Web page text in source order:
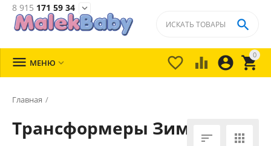
8 915 171 59 34 
0


 

 МЕНЮ 
Главная /
Трансформеры Зима  